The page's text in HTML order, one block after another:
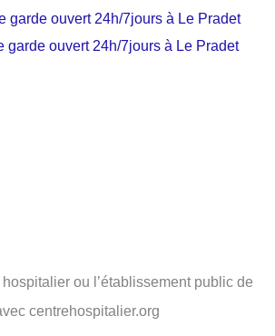
garde ouvert 24h/7jours à Le Pradet
garde ouvert 24h/7jours à Le Pradet
ou l’établissement public de
centrehospitalier.org